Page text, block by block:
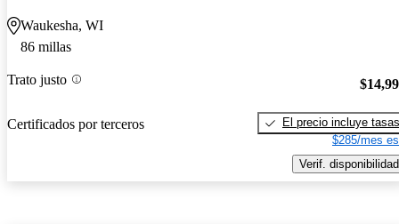
Waukesha, WI
86 millas
Trato justo
Certificados por terceros
El precio incluye tasas
$285/mes
Verif. disponibilidad